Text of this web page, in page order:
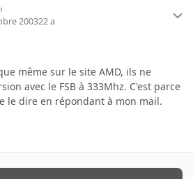
200322 a
même sur le site AMD, ils ne
avec le FSB à 333Mhz. C'est parce
le dire en répondant à mon mail.